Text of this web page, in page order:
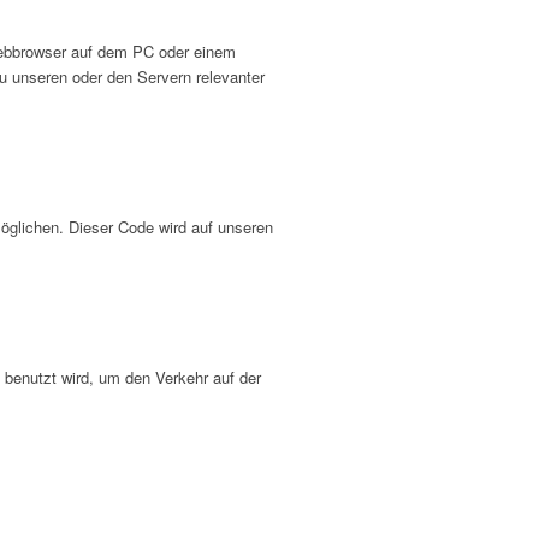
auf dem PC oder einem
unseren oder den Servern relevanter
Dieser Code wird auf unseren
wird, um den Verkehr auf der